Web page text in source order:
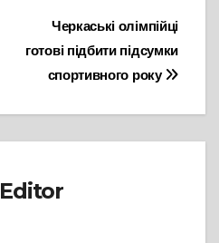
Черкаські олімпійці
готові підбити підсумки
спортивного року
Editor